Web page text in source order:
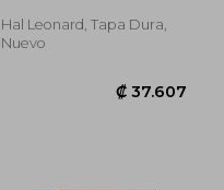
Hal Leonard, Tapa Dura,
Nuevo